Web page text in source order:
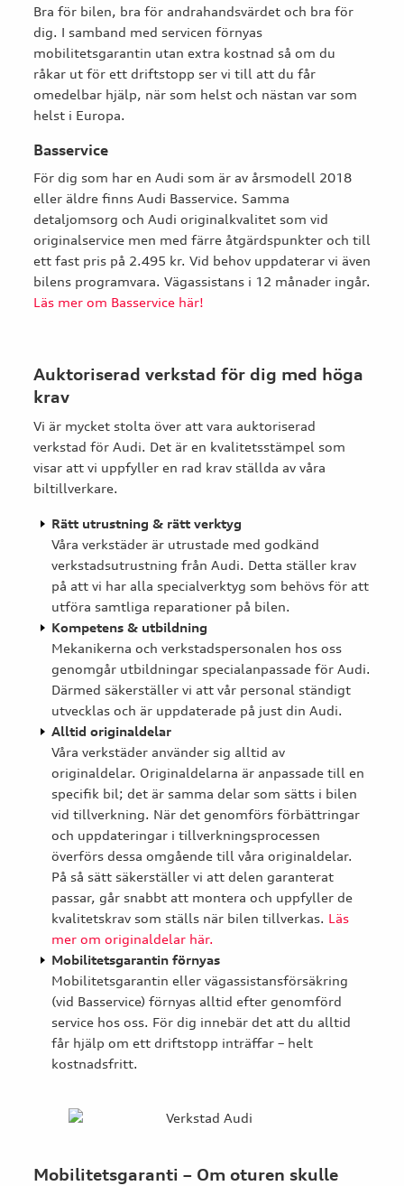
Bra för bilen, bra för andrahandsvärdet och bra för
dig. I samband med servicen förnyas
mobilitetsgarantin utan extra kostnad så om du
råkar ut för ett driftstopp ser vi till att du får
omedelbar hjälp, när som helst och nästan var som
helst i Europa.
Basservice
För dig som har en Audi som är av årsmodell 2018
eller äldre finns Audi Basservice. Samma
detaljomsorg och Audi originalkvalitet som vid
originalservice men med färre åtgärdspunkter och till
ett fast pris på 2.495 kr. Vid behov uppdaterar vi även
bilens programvara. Vägassistans i 12 månader ingår.
Läs mer om Basservice här!
Auktoriserad verkstad för dig med höga
krav
Vi är mycket stolta över att vara auktoriserad
verkstad för Audi. Det är en kvalitetsstämpel som
visar att vi uppfyller en rad krav ställda av våra
biltillverkare.
Rätt utrustning & rätt verktyg
Våra verkstäder är utrustade med godkänd
verkstadsutrustning från Audi. Detta ställer krav
på att vi har alla specialverktyg som behövs för att
utföra samtliga reparationer på bilen.
Kompetens & utbildning
Mekanikerna och verkstadspersonalen hos oss
genomgår utbildningar specialanpassade för Audi.
Därmed säkerställer vi att vår personal ständigt
utvecklas och är uppdaterade på just din Audi.
Alltid originaldelar
Våra verkstäder använder sig alltid av
originaldelar. Originaldelarna är anpassade till en
specifik bil; det är samma delar som sätts i bilen
vid tillverkning. När det genomförs förbättringar
och uppdateringar i tillverkningsprocessen
överförs dessa omgående till våra originaldelar.
På så sätt säkerställer vi att delen garanterat
passar, går snabbt att montera och uppfyller de
kvalitetskrav som ställs när bilen tillverkas. Läs
mer om originaldelar här.
Mobilitetsgarantin förnyas
Mobilitetsgarantin eller vägassistansförsäkring
(vid Basservice) förnyas alltid efter genomförd
service hos oss. För dig innebär det att du alltid
får hjälp om ett driftstopp inträffar – helt
kostnadsfritt.
Mobilitetsgaranti – Om oturen skulle